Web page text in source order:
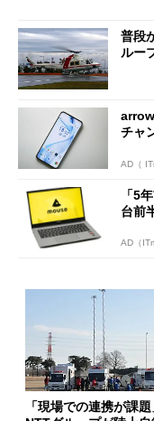
普段
ルー
チャ
AD（
「5
台前
AD（
「現場での連携が課